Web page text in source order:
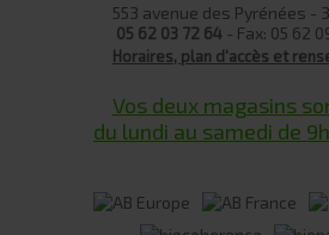
553 avenue des Pyrénées -
05 62 03 72 64 - Fax: 05 62
Horaires, plan d'accès et
Vos deux magasins
du lundi au samedi de